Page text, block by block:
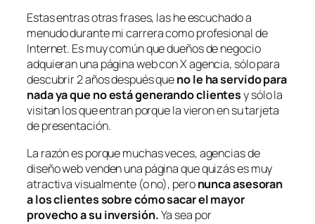
Estas entras otras frases, las he escuchado a
menudo durante mi carrera como profesional de
Internet. Es muy común que dueños de negocio
adquieran una página web con X agencia, sólo para
descubrir 2 años después queno le ha servido para
nada ya que no está generando clientesy sólo la
visitan los que entran porque la vieron en su tarjeta
de presentación.
La razón es porque muchas veces, agencias de
diseño web venden una página que quizás es muy
atractiva visualmente (o no), peronunca asesoran
a los clientes sobre cómo sacar el mayor
provecho a su inversión.Ya sea por